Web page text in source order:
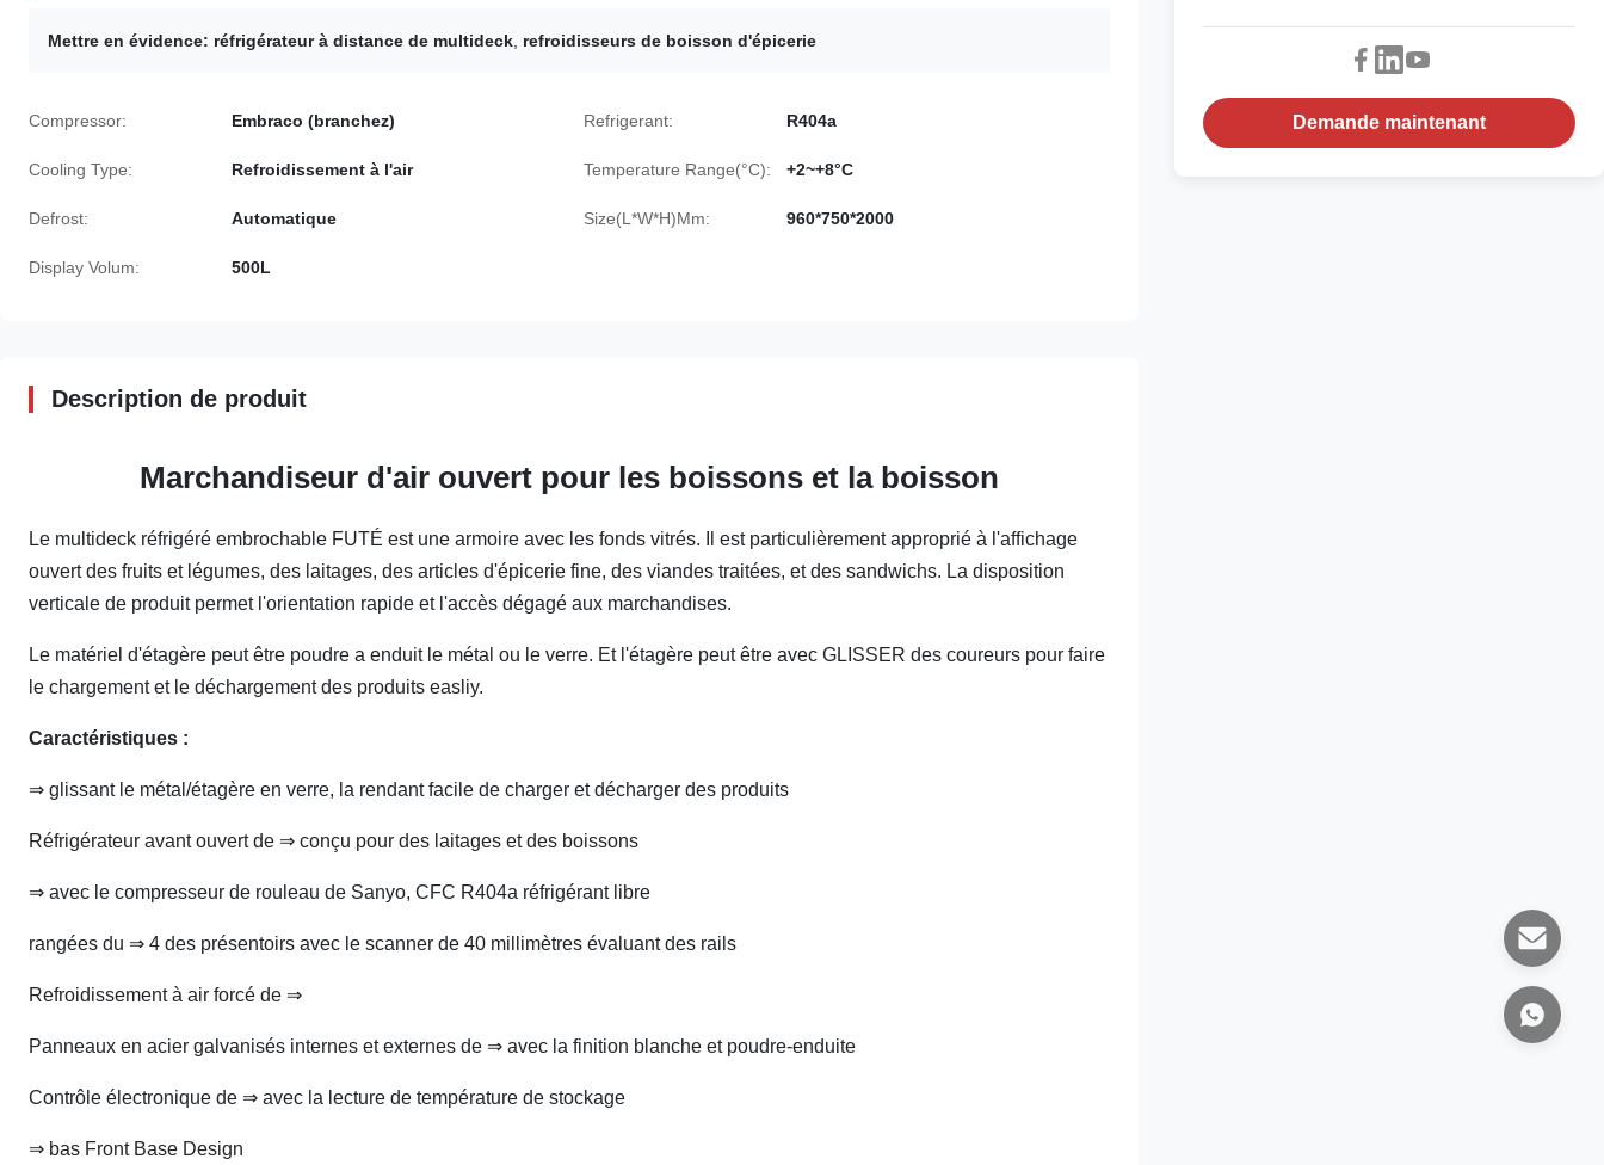
Mettre en évidence: réfrigérateur à distance de multideck refroidisseurs de boisson d'épicerie
Compressor: Embraco (branchez) Refrigerant: R404a
Cooling Type: Refroidissement à l'air Temperature Range(°C): +2~+8°C
Defrost: Automatique Size(L*W*H)Mm: 960*750*2000
Display Volum: 500L
Description de produit
Marchandiseur d'air ouvert pour les boissons et la boisson
Le multideck réfrigéré embrochable FUTÉ est une armoire avec les fonds vitrés. Il est particulièrement approprié à l'affichage
ouvert des fruits et légumes, des laitages, des articles d'épicerie fine, des viandes traitées, et des sandwichs. La disposition
verticale de produit permet l'orientation rapide et l'accès dégagé aux marchandises.
Le matériel d'étagère peut être poudre a enduit le métal ou le verre. Et l'étagère peut être avec GLISSER des coureurs pour faire
le chargement et le déchargement des produits easliy.
Caractéristiques :
⇒ glissant le métal/étagère en verre, la rendant facile de charger et décharger des produits
Réfrigérateur avant ouvert de ⇒ conçu pour des laitages et des boissons
⇒ avec le compresseur de rouleau de Sanyo, CFC R404a réfrigérant libre
rangées du ⇒ 4 des présentoirs avec le scanner de 40 millimètres évaluant des rails
Refroidissement à air forcé de ⇒
Panneaux en acier galvanisés internes et externes de ⇒ avec la finition blanche et poudre-enduite
Contrôle électronique de ⇒ avec la lecture de température de stockage
⇒ bas Front Base Design
Demande maintenant